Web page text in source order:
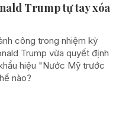
Trump tự tay xóa
công trong nhiệm kỳ
Trump vừa quyết định
hiệu "Nước Mỹ trước
nào?